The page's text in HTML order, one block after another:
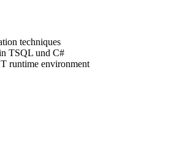
techniques
TSQL und C#
runtime environment